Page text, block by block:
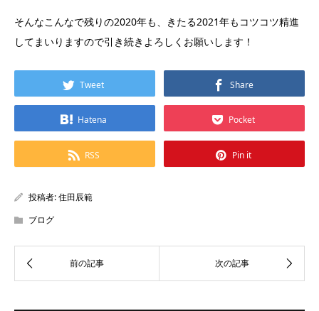
そんなこんなで残りの2020年も、きたる2021年もコツコツ精進
してまいりますので引き続きよろしくお願いします！
Tweet Share
Hatena Pocket
RSS Pin it
投稿者:住田辰範
ブログ